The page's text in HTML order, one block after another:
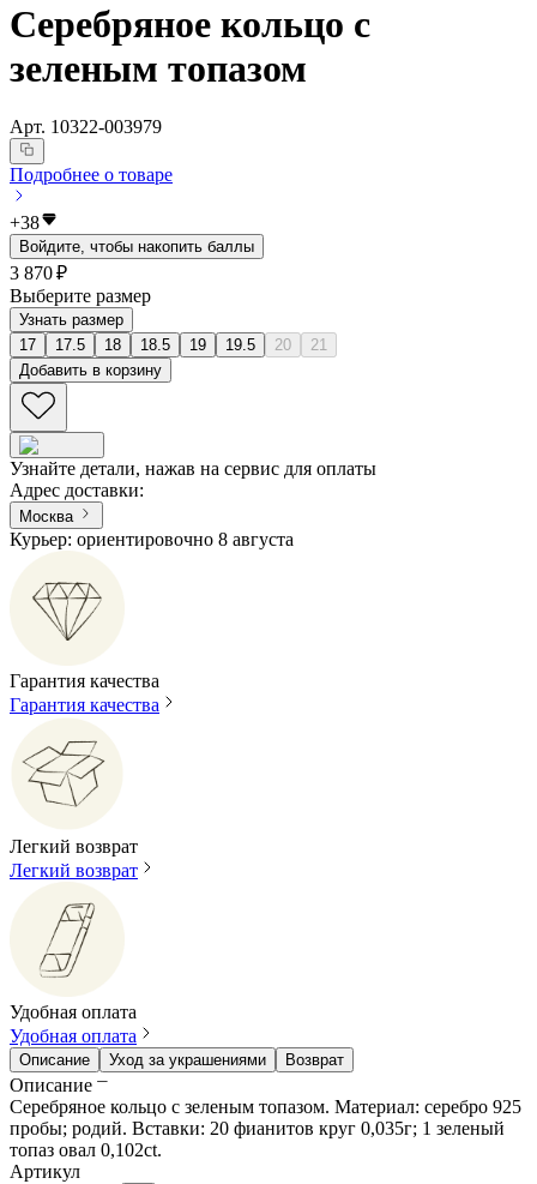
Серебряное кольцо с
зеленым топазом
Арт. 10322-003979
Подробнее о товаре
+38
Войдите, чтобы накопить баллы
3 870 ₽
Выберите размер
Узнать размер
17
17.5 18 18.5 19 19.5 20
21
Добавить в корзину
Узнайте детали, нажав на сервис для оплаты
Адрес доставки:
Москва
Курьер: ориентировочно 8 августа
Гарантия качества
Гарантия качества
Легкий возврат
Легкий возврат
Удобная оплата
Удобная оплата
Описание Уход за украшениями Возврат
Описание
Серебряное кольцо с зеленым топазом. Материал: серебро 925
пробы; родий. Вставки: 20 фианитов круг 0,035г; 1 зеленый
топаз овал 0,102ct.
Артикул